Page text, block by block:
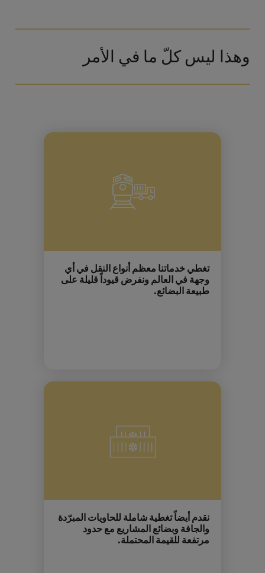
وهذا ليس كلّ ما في الأمر
تغطي خدماتنا معظم أنواع النقل في أي
وجهة في العالم ونفرض قيوداً قليلة على
طبيعة البضائع.
نقدم أيضاً تغطية شاملة للحاويات المبرّدة
والجافة وبضائع المشاريع مع حدود
مرتفعة للقيمة المحتملة.